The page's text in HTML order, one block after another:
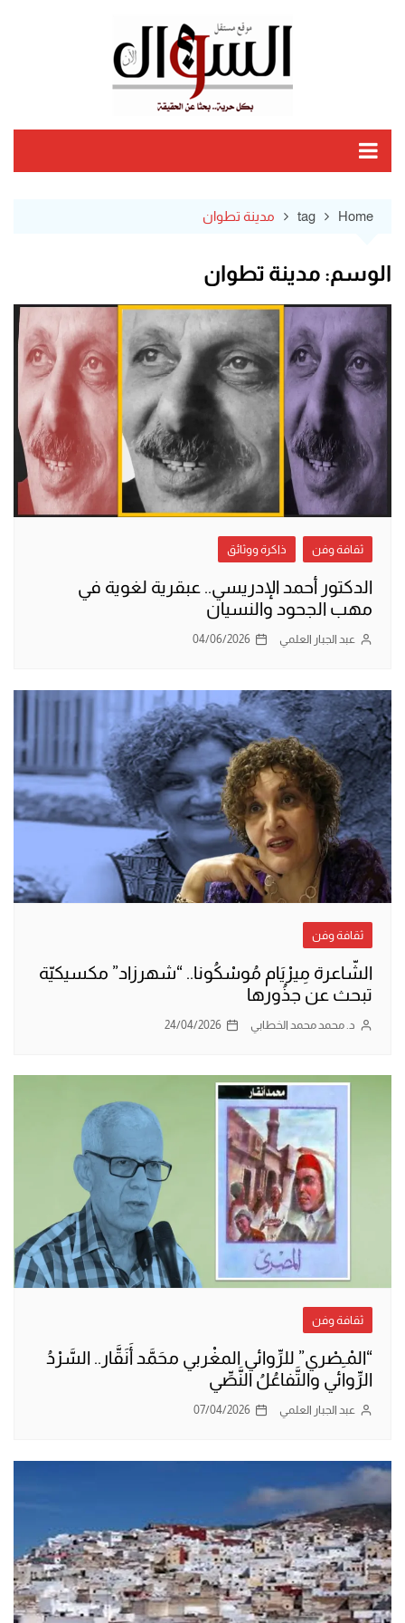
Home
tag مدينة تطوان
الوسم: مدينة تطوان
ثقافة وفن ذاكرة ووثائق
الدكتور أحمد الإدريسي.. عبقرية لغوية في
مهب الجحود والنسيان
عبد الجبار العلمي 04/06/2026
ثقافة وفن
الشّاعرة مِيرْيَام مُوسْكُونا.. “شهرزاد” مكسيكيّة
تبحث عن جذُورها
د. محمد محمد الخطابي 24/04/2026
ثقافة وفن
“المْـِصْري” للرِّوائي المغْربي محَمَّد أَنَقَّار.. السَّرْدُ
الرِّوائي والتَّفاعُلُ النَّصِّي
عبد الجبار العلمي 07/04/2026